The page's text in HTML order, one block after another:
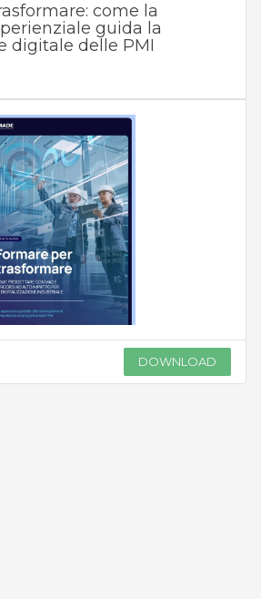
come la
guida la
digitale delle PMI
DOWNLOAD